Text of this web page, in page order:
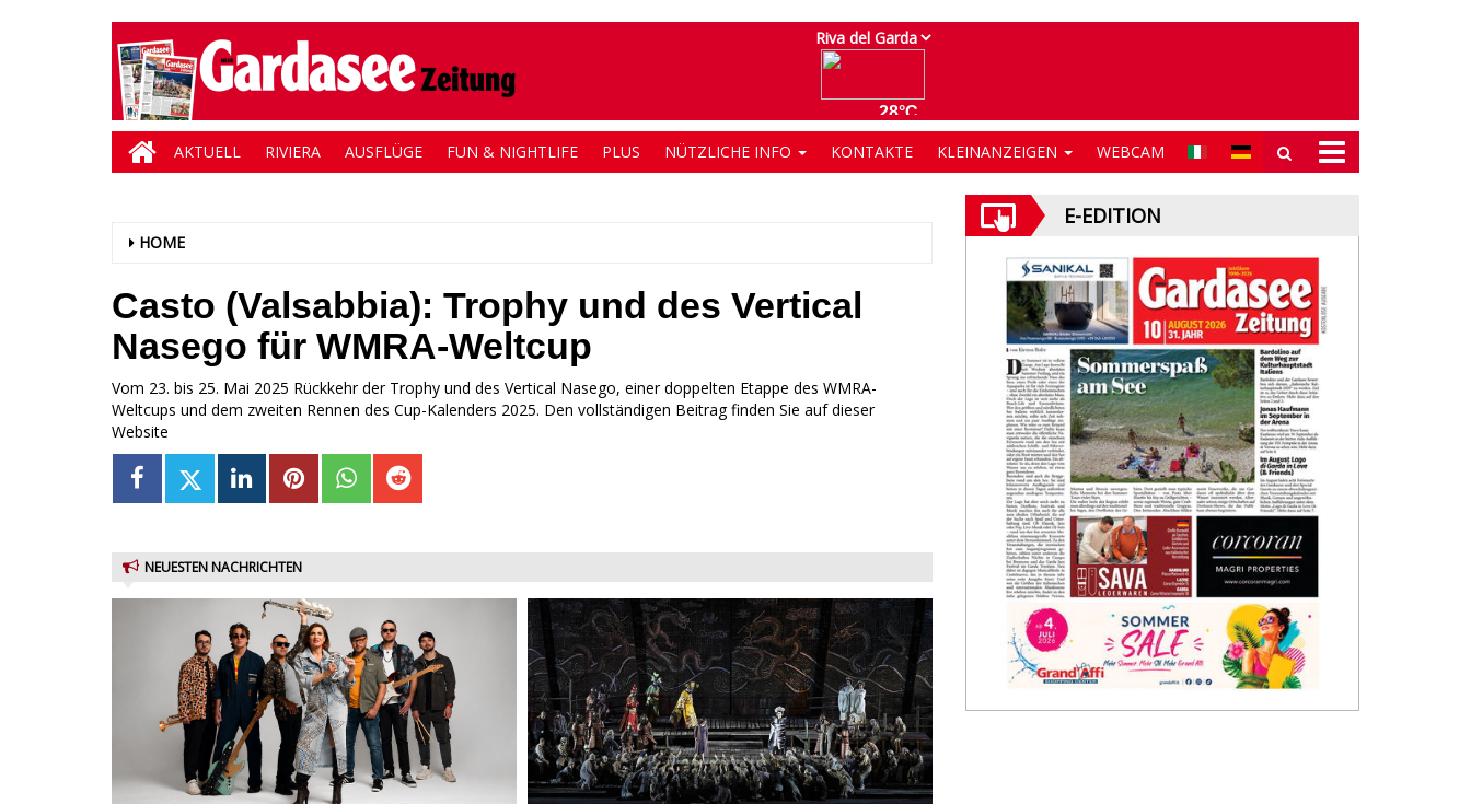
AKTUELL RIVIERA AUSFLÜGE FUN & NIGHTLIFE PLUS NÜTZLICHE INFO KONTAKTE KLEINANZEIGEN WEBCAM
HOME
Casto (Valsabbia): Trophy und des Vertical
Nasego für WMRA-Weltcup
Vom 23. bis 25. Mai 2025 Rückkehr der Trophy und des Vertical Nasego, einer doppelten Etappe des WMRA-
Weltcups und dem zweiten Rennen des Cup-Kalenders 2025. Den vollständigen Beitrag finden Sie auf dieser
Website
NEUESTEN NACHRICHTEN
E-EDITION